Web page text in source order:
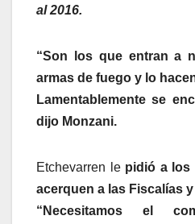
al 2016.
“Son los que entran a
armas de fuego y lo
Lamentablemente se
dijo Monzani.
Etchevarren le pidió a los
acerquen a las Fiscalías
“Necesitamos el